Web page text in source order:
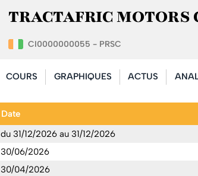
TRACTAFRIC
CI0000000055 - PRSC
COURS GRAPHIQUES ACTUS
Date
du 31/12/2026 au 31/12/2026
30/06/2026
30/04/2026